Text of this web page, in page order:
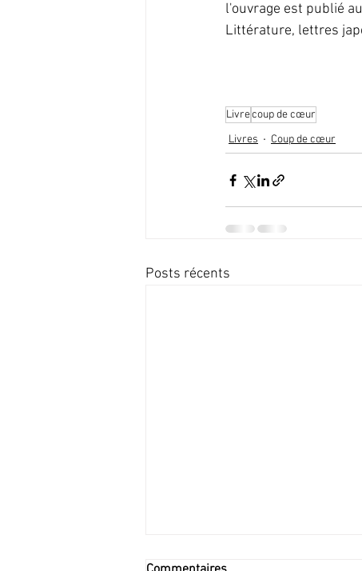
l'ouvrage est publié
Littérature, lettres
Livrecoup de cœur
Livres
Coup de cœur
Posts récents